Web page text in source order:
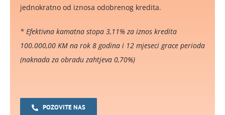
jednokratno od iznosa odobrenog kredita.
* Efektivna kamatna stopa 3,11% za iznos kredita
100.000,00 KM na rok 8 godina i 12 mjeseci grace perioda
(naknada za obradu zahtjeva 0,70%)
POZOVITE NAS